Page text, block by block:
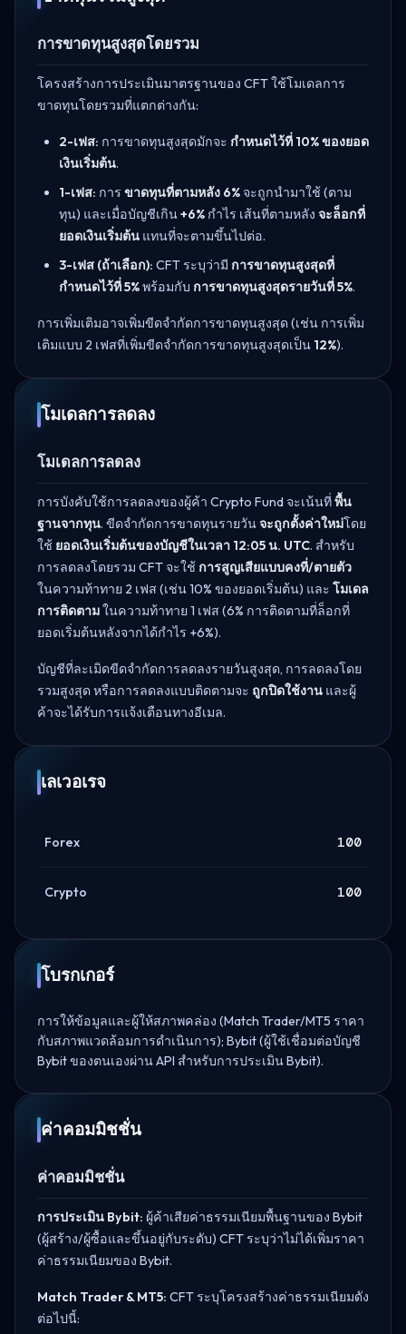
การขาดทุนสูงสุดโดยรวม
โครงสร้างการประเมินมาตรฐานของ CFT ใช้โมเดลการ
ขาดทุนโดยรวมที่แตกต่างกัน:
2-เฟส: การขาดทุนสูงสุดมักจะ กำหนดไว้ที่ 10% ของยอด
เงินเริ่มต้น.
1-เฟส: การ ขาดทุนที่ตามหลัง 6% จะถูกนำมาใช้ (ตาม
ทุน) และเมื่อบัญชีเกิน+6% กำไร เส้นที่ตามหลัง จะล็อกที่
ยอดเงินเริ่มต้น แทนที่จะตามขึ้นไปต่อ.
3-เฟส (ถ้าเลือก): CFT ระบุว่ามี การขาดทุนสูงสุดที่
กำหนดไว้ที่ 5%พร้อมกับ การขาดทุนสูงสุดรายวันที่ 5%.
การเพิ่มเติมอาจเพิ่มขีดจำกัดการขาดทุนสูงสุด (เช่น การเพิ่ม
เติมแบบ 2 เฟสที่เพิ่มขีดจำกัดการขาดทุนสูงสุดเป็น 12%).
โมเดลการลดลง
โมเดลการลดลง
การบังคับใช้การลดลงของผู้ค้า Crypto Fund จะเน้นที่พื้น
ฐานจากทุน. ขีดจำกัดการขาดทุนรายวันจะถูกตั้งค่าใหม่โดย
ใช้ ยอดเงินเริ่มต้นของบัญชีในเวลา 12:05 น. UTC. สำหรับ
การลดลงโดยรวม CFT จะใช้ การสูญเสียแบบคงที่/ตายตัว
ในความท้าทาย 2 เฟส (เช่น 10% ของยอดเริ่มต้น) และ โมเดล
การติดตามในความท้าทาย 1 เฟส (6% การติดตามที่ล็อกที่
ยอดเริ่มต้นหลังจากได้กำไร +6%).
บัญชีที่ละเมิดขีดจำกัดการลดลงรายวันสูงสุด, การลดลงโดย
รวมสูงสุด หรือการลดลงแบบติดตามจะ ถูกปิดใช้งาน และผู้
ค้าจะได้รับการแจ้งเตือนทางอีเมล.
เลเวอเรจ
Forex 100
Crypto 100
โบรกเกอร์
การให้ข้อมูลและผู้ให้สภาพคล่อง (Match Trader/MT5 ราคา
กับสภาพแวดล้อมการดำเนินการ); Bybit (ผู้ใช้เชื่อมต่อบัญชี
Bybit ของตนเองผ่าน API สำหรับการประเมิน Bybit).
ค่าคอมมิชชั่น
ค่าคอมมิชชั่น
การประเมิน Bybit: ผู้ค้าเสียค่าธรรมเนียมพื้นฐานของ Bybit
(ผู้สร้าง/ผู้ซื้อและขึ้นอยู่กับระดับ) CFT ระบุว่าไม่ได้เพิ่มราคา
ค่าธรรมเนียมของ Bybit.
Match Trader & MT5: CFT ระบุโครงสร้างค่าธรรมเนียมดัง
ต่อไปนี้: